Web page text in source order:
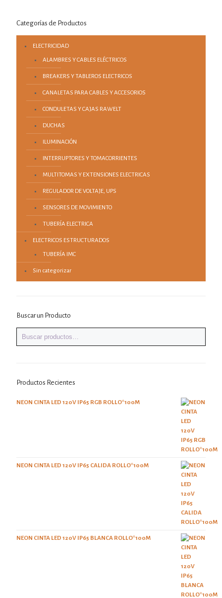
Categorías de Productos
ELECTRICIDAD
ALAMBRES Y CABLES ELÉCTRICOS
BREAKERS Y TABLEROS ELECTRICOS
CANALETAS PARA CABLES Y ACCESORIOS
CONDULETAS Y CAJAS RAWELT
DUCHAS
ILUMINACIÓN
INTERRUPTORES Y TOMACORRIENTES
MULTITOMAS Y EXTENSIONES ELECTRICAS
REGULADOR DE VOLTAJE, UPS
SENSORES DE MOVIMIENTO
TUBERÍA ELECTRICA
ELECTRICOS ESTRUCTURADOS
TUBERÍA IMC
Sin categorizar
Buscar un Producto
Productos Recientes
NEON CINTA LED 120V IP65 RGB ROLLO*100M
NEON CINTA LED 120V IP65 CALIDA ROLLO*100M
NEON CINTA LED 120V IP65 BLANCA ROLLO*100M